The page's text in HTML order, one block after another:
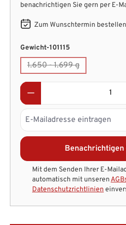
benachrichtigen Sie gern per E-
Zum Wunschtermin
Gewicht-101115
1.650 - 1.699 g
(Diese Option ist
Benachrichtigen
Mit dem Senden Ihrer E-
automatisch mit unseren
Datenschutzrichtlinien